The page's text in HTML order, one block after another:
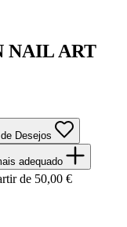
NAIL ART
Desejos
adequado
de 50,00 €